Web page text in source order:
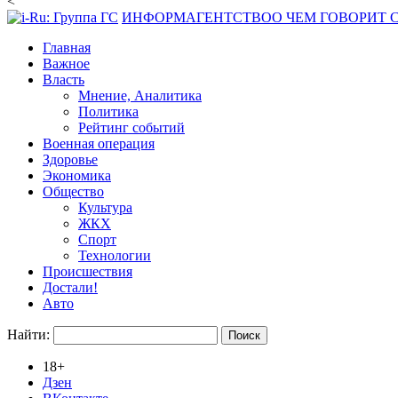
ИНФОРМАГЕНТСТВОО ЧЕМ ГОВОРИТ
Главная
Важное
Власть
Мнение, Аналитика
Политика
Рейтинг событий
Военная операция
Здоровье
Экономика
Общество
Культура
ЖКХ
Спорт
Технологии
Происшествия
Достали!
Авто
Найти:
18+
Дзен